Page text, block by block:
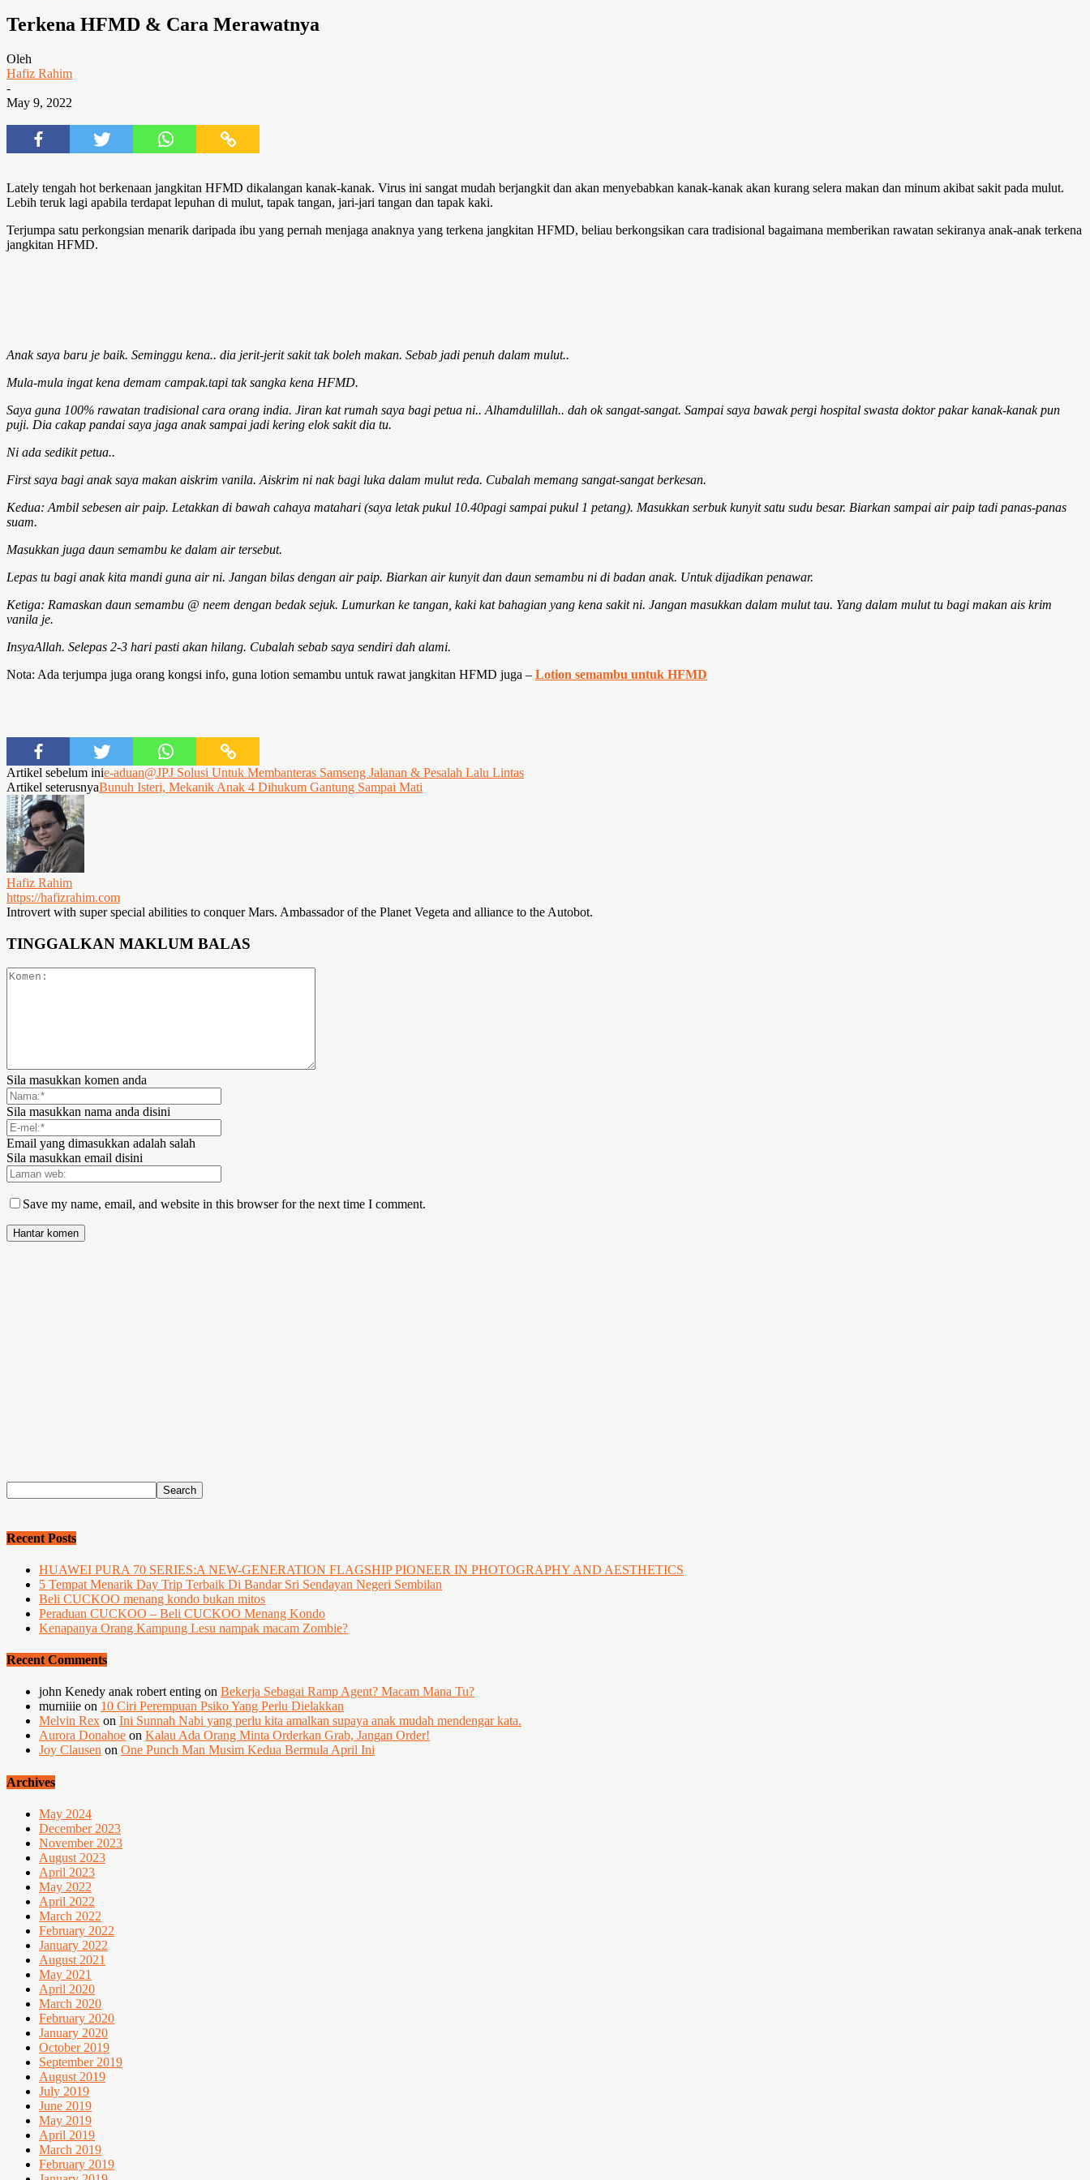
Terkena HFMD & Cara Merawatnya
Oleh
Hafiz Rahim
-
May 9, 2022
Lately tengah hot berkenaan jangkitan HFMD dikalangan kanak-kanak. Virus ini sangat mudah berjangkit dan akan menyebabkan kanak-kanak akan kurang selera makan dan minum akibat sakit pada mulut.
Lebih teruk lagi apabila terdapat lepuhan di mulut, tapak tangan, jari-jari tangan dan tapak kaki.
Terjumpa satu perkongsian menarik daripada ibu yang pernah menjaga anaknya yang terkena jangkitan HFMD, beliau berkongsikan cara tradisional bagaimana memberikan rawatan sekiranya anak-anak terkena
jangkitan HFMD.
Anak saya baru je baik. Seminggu kena.. dia jerit-jerit sakit tak boleh makan. Sebab jadi penuh dalam mulut..
Mula-mula ingat kena demam campak.tapi tak sangka kena HFMD.
Saya guna 100% rawatan tradisional cara orang india. Jiran kat rumah saya bagi petua ni.. Alhamdulillah.. dah ok sangat-sangat. Sampai saya bawak pergi hospital swasta doktor pakar kanak-kanak pun
puji. Dia cakap pandai saya jaga anak sampai jadi kering elok sakit dia tu.
Ni ada sedikit petua..
First saya bagi anak saya makan aiskrim vanila. Aiskrim ni nak bagi luka dalam mulut reda. Cubalah memang sangat-sangat berkesan.
Kedua: Ambil sebesen air paip. Letakkan di bawah cahaya matahari (saya letak pukul 10.40pagi sampai pukul 1 petang). Masukkan serbuk kunyit satu sudu besar. Biarkan sampai air paip tadi panas-panas
suam.
Masukkan juga daun semambu ke dalam air tersebut.
Lepas tu bagi anak kita mandi guna air ni. Jangan bilas dengan air paip. Biarkan air kunyit dan daun semambu ni di badan anak. Untuk dijadikan penawar.
Ketiga: Ramaskan daun semambu @ neem dengan bedak sejuk. Lumurkan ke tangan, kaki kat bahagian yang kena sakit ni. Jangan masukkan dalam mulut tau. Yang dalam mulut tu bagi makan ais krim
vanila je.
InsyaAllah. Selepas 2-3 hari pasti akan hilang. Cubalah sebab saya sendiri dah alami.
Nota: Ada terjumpa juga orang kongsi info, guna lotion semambu untuk rawat jangkitan HFMD juga – Lotion semambu untuk HFMD
Artikel sebelum inie-aduan@JPJ Solusi Untuk Membanteras Samseng Jalanan & Pesalah Lalu Lintas
Artikel seterusnyaBunuh Isteri, Mekanik Anak 4 Dihukum Gantung Sampai Mati
Hafiz Rahim
https://hafizrahim.com
Introvert with super special abilities to conquer Mars. Ambassador of the Planet Vegeta and alliance to the Autobot.
TINGGALKAN MAKLUM BALAS
Sila masukkan komen anda
Sila masukkan nama anda disini
Email yang dimasukkan adalah salah
Sila masukkan email disini
Save my name, email, and website in this browser for the next time I comment.
Recent Posts
HUAWEI PURA 70 SERIES:A NEW-GENERATION FLAGSHIP PIONEER IN PHOTOGRAPHY AND AESTHETICS
5 Tempat Menarik Day Trip Terbaik Di Bandar Sri Sendayan Negeri Sembilan
Beli CUCKOO menang kondo bukan mitos
Peraduan CUCKOO – Beli CUCKOO Menang Kondo
Kenapanya Orang Kampung Lesu nampak macam Zombie?
Recent Comments
john Kenedy anak robert enting on Bekerja Sebagai Ramp Agent? Macam Mana Tu?
murniiie on 10 Ciri Perempuan Psiko Yang Perlu Dielakkan
Melvin Rex on Ini Sunnah Nabi yang perlu kita amalkan supaya anak mudah mendengar kata.
Aurora Donahoe on Kalau Ada Orang Minta Orderkan Grab, Jangan Order!
Joy Clausen on One Punch Man Musim Kedua Bermula April Ini
Archives
May 2024
December 2023
November 2023
August 2023
April 2023
May 2022
April 2022
March 2022
February 2022
January 2022
August 2021
May 2021
April 2020
March 2020
February 2020
January 2020
October 2019
September 2019
August 2019
July 2019
June 2019
May 2019
April 2019
March 2019
February 2019